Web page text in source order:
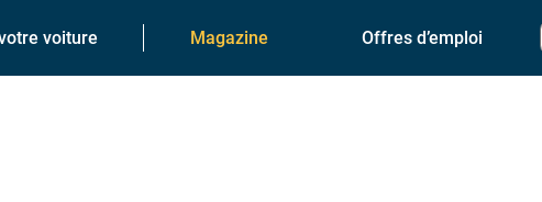
voiture Magazine Offres d’emploi